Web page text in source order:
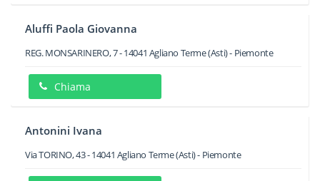
Aluffi Paola Giovanna
REG. MONSARINERO, 7-14041 Agliano Terme(Asti) - Piemonte
Chiama
Antonini Ivana
Via TORINO, 43-14041 Agliano Terme(Asti) - Piemonte